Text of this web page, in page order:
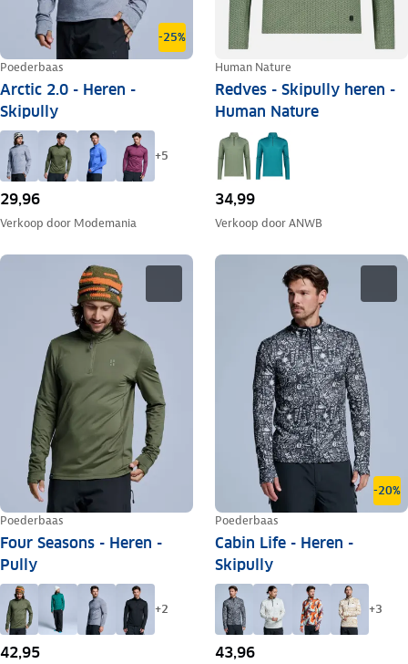
-25%
Poederbaas
Arctic 2.0 - Heren -
Skipully
+5
29,96
Verkoop door Modemania
Human Nature
Redves - Skipully heren -
Human Nature
34,99
Verkoop doorANWB
Poederbaas
Four Seasons - Heren -
Pully
+2
42,95
-20%
Poederbaas
Cabin Life - Heren -
Skipully
+3
43,96